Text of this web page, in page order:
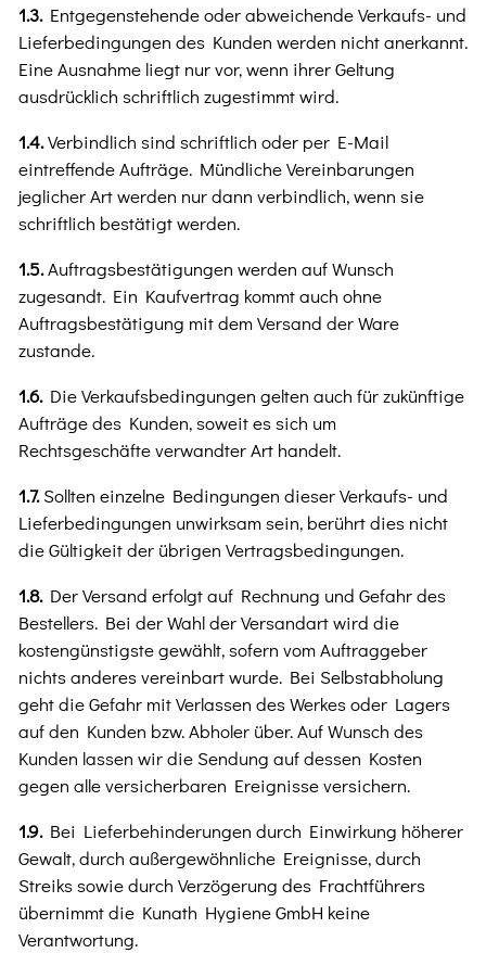
1.3.Entgegenstehende oder abweichende Verkaufs- und
Lieferbedingungen des Kunden werden nicht anerkannt.
Eine Ausnahme liegt nur vor, wenn ihrer Geltung
ausdrücklich schriftlich zugestimmt wird.
1.4.Verbindlich sind schriftlich oder per E-Mail
eintreffende Aufträge. Mündliche Vereinbarungen
jeglicher Art werden nur dann verbindlich, wenn sie
schriftlich bestätigt werden.
1.5.Auftragsbestätigungen werden auf Wunsch
zugesandt. Ein Kaufvertrag kommt auch ohne
Auftragsbestätigung mit dem Versand der Ware
zustande.
1.6.Die Verkaufsbedingungen gelten auch für zukünftige
Aufträge des Kunden, soweit es sich um
Rechtsgeschäfte verwandter Art handelt.
1.7.Sollten einzelne Bedingungen dieser Verkaufs- und
Lieferbedingungen unwirksam sein, berührt dies nicht
die Gültigkeit der übrigen Vertragsbedingungen.
1.8.Der Versand erfolgt auf Rechnung und Gefahr des
Bestellers. Bei der Wahl der Versandart wird die
kostengünstigste gewählt, sofern vom Auftraggeber
nichts anderes vereinbart wurde. Bei Selbstabholung
geht die Gefahr mit Verlassen des Werkes oder Lagers
auf den Kunden bzw. Abholer über. Auf Wunsch des
Kunden lassen wir die Sendung auf dessen Kosten
gegen alle versicherbaren Ereignisse versichern.
1.9.Bei Lieferbehinderungen durch Einwirkung höherer
Gewalt, durch außergewöhnliche Ereignisse, durch
Streiks sowie durch Verzögerung des Frachtführers
übernimmt die Kunath Hygiene GmbH keine
Verantwortung.